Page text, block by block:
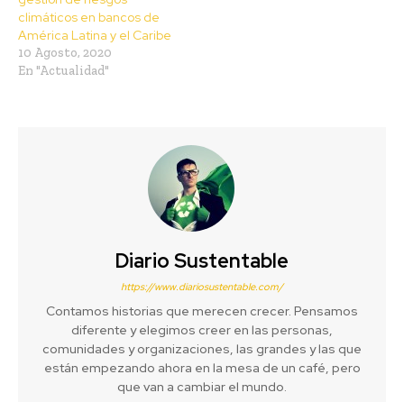
climáticos en bancos de
América Latina y el Caribe
10 Agosto, 2020
En "Actualidad"
Diario Sustentable
https://www.diariosustentable.com/
Contamos historias que merecen crecer. Pensamos
diferente y elegimos creer en las personas,
comunidades y organizaciones, las grandes y las que
están empezando ahora en la mesa de un café, pero
que van a cambiar el mundo.